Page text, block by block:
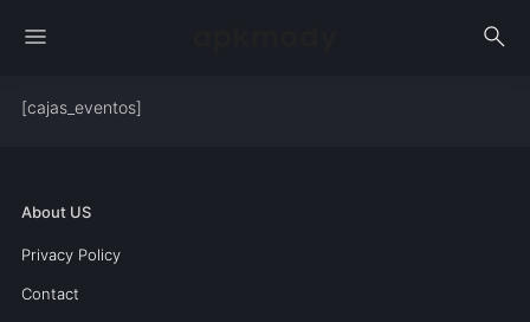
menu search
[cajas_eventos]
About US
Privacy Policy
Contact